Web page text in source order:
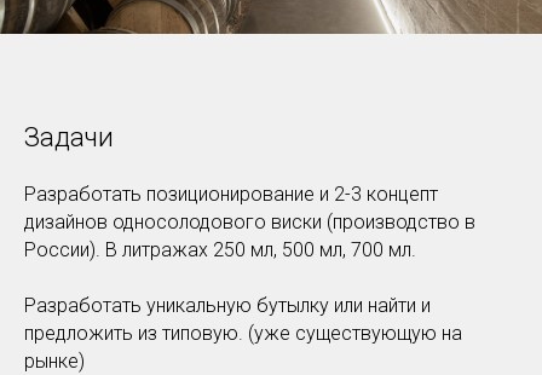
Задачи
Разработать позиционирование и 2-3 концепт
дизайнов односолодового виски (производство в
России). В литражах 250 мл, 500 мл, 700 мл.
Разработать уникальную бутылку или найти и
предложить из типовую. (уже существующую на
рынке)